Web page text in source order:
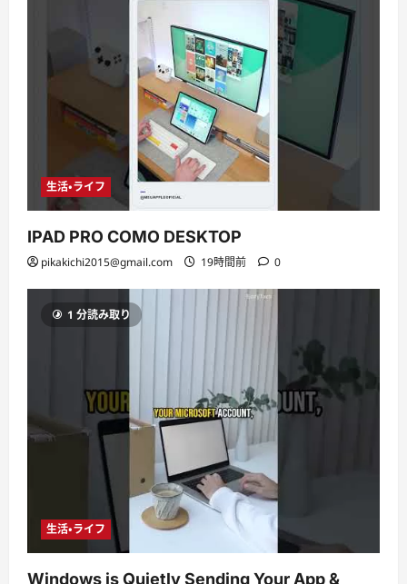
生活・ライフ
IPAD PRO COMO DESKTOP
pikakichi2015@gmail.com 19時間前 0
1 分読み取り
生活・ライフ
Windows is Quietly Sending Your App &